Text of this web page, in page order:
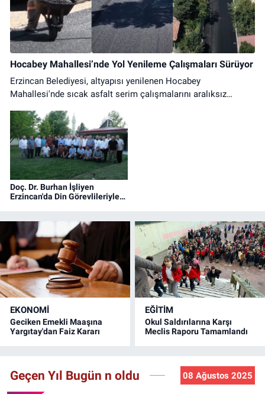
Hocabey Mahallesi’nde Yol Yenileme Çalışmaları Sürüyor
Erzincan Belediyesi, altyapısı yenilenen Hocabey
Mahallesi'nde sıcak asfalt serim çalışmalarını aralıksız
Doç. Dr. Burhan İşliyen
Erzincan'da Din Görevlileriyle
EKONOMİ
Geciken Emekli Maaşına
Yargıtay'dan Faiz Kararı
EĞİTİM
Okul Saldırılarına Karşı
Meclis Raporu Tamamlandı
Geçen Yıl Bugün n oldu 08 Ağustos 2025